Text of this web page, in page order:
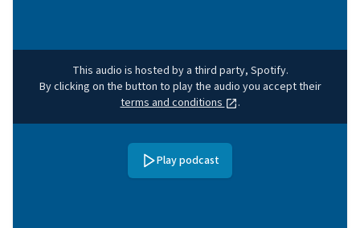
This audio is hosted by a third party, Spotify.
By clicking on the button to play the audio you accept their
terms and conditions
.
Play podcast